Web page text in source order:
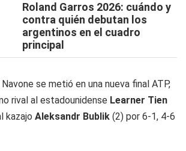
Roland Garros 2026: cuándo y
contra quién debutan los
argentinos en el cuadro
principal
se metió en una nueva final ATP,
rival al estadounidense Learner Tien
kazajo Aleksandr Bublik (2) por 6-1, 4-6